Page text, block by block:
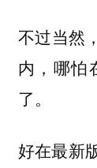
不过当然
内，哪怕
了。
好在最新